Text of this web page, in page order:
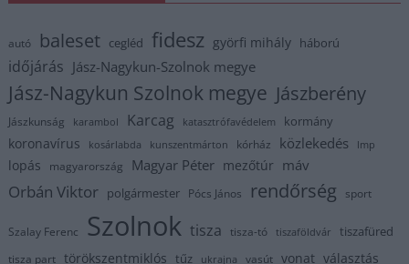
autó baleset cegléd fidesz györfi mihály háború
időjárás Jász-Nagykun-Szolnok megye
Jász-Nagykun Szolnok megye Jászberény
Jászkunság karambol Karcag katasztrófavédelem kormány
koronavírus kosárlabda kunszentmárton kórház közlekedés lmp
lopás magyarország Magyar Péter mezőtúr máv
Orbán Viktor polgármester Pócs János rendőrség sport
Szalay Ferenc Szolnok tisza tisza-tó tiszaföldvár tiszafüred
tisza part törökszentmiklós tűz ukrajna vasút vonat választás